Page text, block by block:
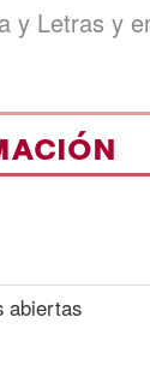
y Letras y
abiertas